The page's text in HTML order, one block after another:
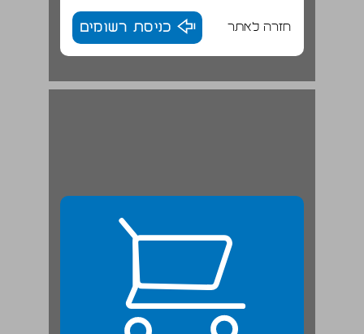
חזרה לאתר כניסת רשומים